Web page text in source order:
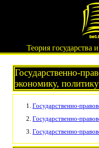
Теория государства
Государственно-
экономику,
Государственно-
Государственно-
Государственно-